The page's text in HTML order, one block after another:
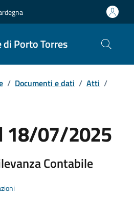
di Porto Torres
/ Documenti e dati / Atti /
18/07/2025
Contabile